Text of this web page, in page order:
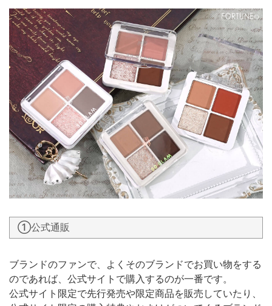
①公式通販
ブランドのファンで、よくそのブランドでお買い物をする
のであれば、公式サイトで購入するのが一番です。
公式サイト限定で先行発売や限定商品を販売していたり、